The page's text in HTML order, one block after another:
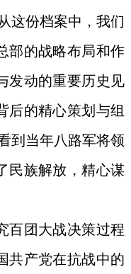
份档案中，我们
部的战略布局和作
发动的重要历史见
后的精心策划与组
到当年八路军将领
民族解放，精心谋
团大战决策过程
共产党在抗战中的